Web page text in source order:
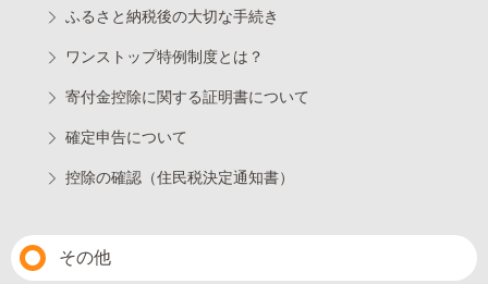
ふるさと納税後の大切な手続き
ワンストップ特例制度とは？
寄付金控除に関する証明書について
確定申告について
控除の確認（住民税決定通知書）
その他